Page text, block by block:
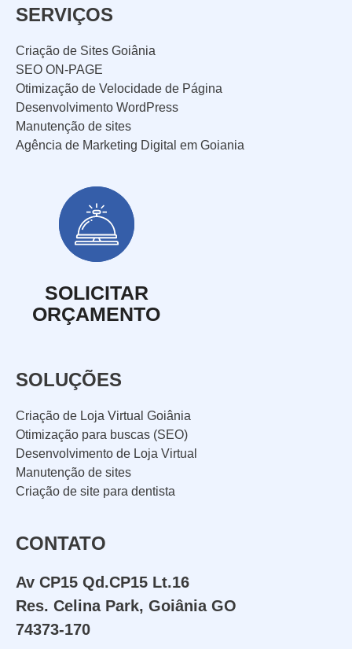
SERVIÇOS
Criação de Sites Goiânia
SEO ON-PAGE
Otimização de Velocidade de Página
Desenvolvimento WordPress
Manutenção de sites
Agência de Marketing Digital em Goiania
SOLICITAR
ORÇAMENTO
SOLUÇÕES
Criação de Loja Virtual Goiânia
Otimização para buscas (SEO)
Desenvolvimento de Loja Virtual
Manutenção de sites
Criação de site para dentista
CONTATO
Av CP15 Qd.CP15 Lt.16
Res. Celina Park, Goiânia GO
74373-170